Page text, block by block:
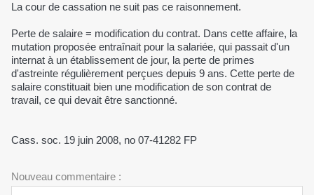
La cour de cassation ne suit pas ce raisonnement.
Perte de salaire = modification du contrat. Dans cette affaire, la
mutation proposée entraînait pour la salariée, qui passait d'un
internat à un établissement de jour, la perte de primes
d'astreinte régulièrement perçues depuis 9 ans. Cette perte de
salaire constituait bien une modification de son contrat de
travail, ce qui devait être sanctionné.
Cass. soc. 19 juin 2008, no 07-41282 FP
Nouveau commentaire :